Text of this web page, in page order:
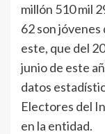
millón 510 mil
62 son
este, que del
junio de este
datos
Electores del
en la entidad.